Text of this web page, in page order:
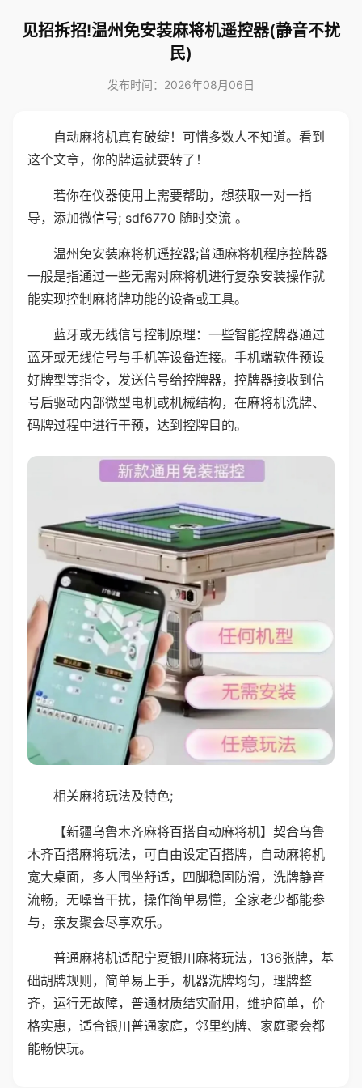
见招拆招!温州免安装麻将机遥控器(静音不扰
民)
发布时间：2026年08月06日
自动麻将机真有破绽！可惜多数人不知道。看到
这个文章，你的牌运就要转了！
若你在仪器使用上需要帮助，想获取一对一指
导，添加微信号; sdf6770 随时交流 。
温州免安装麻将机遥控器;普通麻将机程序控牌器
一般是指通过一些无需对麻将机进行复杂安装操作就
能实现控制麻将牌功能的设备或工具。
蓝牙或无线信号控制原理：一些智能控牌器通过
蓝牙或无线信号与手机等设备连接。手机端软件预设
好牌型等指令，发送信号给控牌器，控牌器接收到信
号后驱动内部微型电机或机械结构，在麻将机洗牌、
码牌过程中进行干预，达到控牌目的。
相关麻将玩法及特色;
【新疆乌鲁木齐麻将百搭自动麻将机】契合乌鲁
木齐百搭麻将玩法，可自由设定百搭牌，自动麻将机
宽大桌面，多人围坐舒适，四脚稳固防滑，洗牌静音
流畅，无噪音干扰，操作简单易懂，全家老少都能参
与，亲友聚会尽享欢乐。
普通麻将机适配宁夏银川麻将玩法，136张牌，基
础胡牌规则，简单易上手，机器洗牌均匀，理牌整
齐，运行无故障，普通材质结实耐用，维护简单，价
格实惠，适合银川普通家庭，邻里约牌、家庭聚会都
能畅快玩。